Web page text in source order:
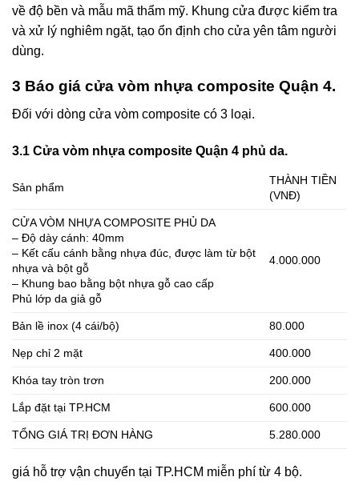
về độ bền và mẫu mã thẩm mỹ. Khung cửa được kiểm tra
và xử lý nghiêm ngặt, tạo ổn định cho cửa yên tâm người
dùng.
3 Báo giá cửa vòm nhựa composite Quận 4.
Đối với dòng cửa vòm composite có 3 loại.
3.1 Cửa vòm nhựa composite Quận 4 phủ da.
Sản phẩm
THÀNH TIỀN
(VNĐ)
CỬA VÒM NHỰA COMPOSITE PHỦ DA
– Độ dày cánh: 40mm
– Kết cấu cánh bằng nhựa đúc, được làm từ bột
nhựa và bột gỗ
– Khung bao bằng bột nhựa gỗ cao cấp
Phủ lớp da giả gỗ
4.000.000
Bản lề inox (4 cái/bộ) 80.000
Nẹp chỉ 2 mặt 400.000
Khóa tay tròn trơn 200.000
Lắp đặt tại TP.HCM 600.000
TỔNG GIÁ TRỊ ĐƠN HÀNG 5.280.000
giá hỗ trợ vận chuyển tại TP.HCM miễn phí từ 4 bộ.